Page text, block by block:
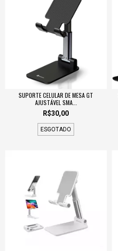
SUPORTE CELULAR DE MESA GT
AJUSTÁVEL SMA...
R$30,00
ESGOTADO